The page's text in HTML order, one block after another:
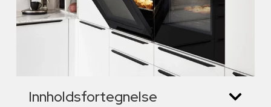
Innholdsfortegnelse